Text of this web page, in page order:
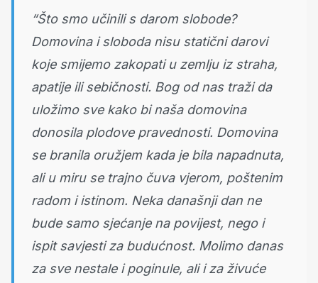
“Što smo učinili s darom slobode?
Domovina i sloboda nisu statični darovi
koje smijemo zakopati u zemlju iz straha,
apatije ili sebičnosti. Bog od nas traži da
uložimo sve kako bi naša domovina
donosila plodove pravednosti. Domovina
se branila oružjem kada je bila napadnuta,
ali u miru se trajno čuva vjerom, poštenim
radom i istinom. Neka današnji dan ne
bude samo sjećanje na povijest, nego i
ispit savjesti za budućnost. Molimo danas
za sve nestale i poginule, ali i za živuće